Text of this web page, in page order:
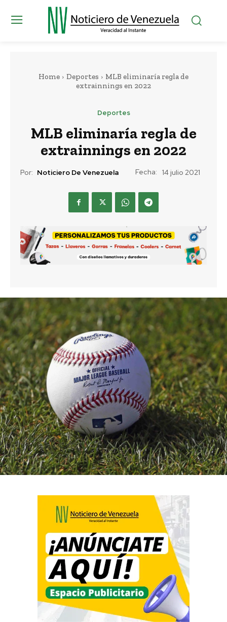
Home Deportes
MLB eliminaría regla de
extrainnings en 2022
Deportes
MLB eliminaría regla de
extrainnings en 2022
Por: Noticiero De Venezuela Fecha: 14 julio 2021